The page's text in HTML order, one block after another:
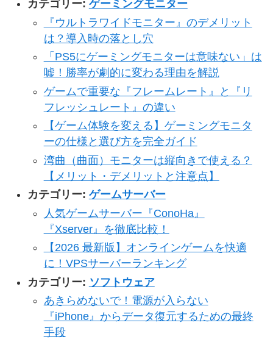
カテゴリー: ゲーミングモニター
『ウルトラワイドモニター』のデメリット
は？導入時の落とし穴
「PS5にゲーミングモニターは意味ない」は
嘘！勝率が劇的に変わる理由を解説
ゲームで重要な『フレームレート』と『リ
フレッシュレート』の違い
【ゲーム体験を変える】ゲーミングモニタ
ーの仕様と選び方を完全ガイド
湾曲（曲面）モニターは縦向きで使える？
【メリット・デメリットと注意点】
カテゴリー: ゲームサーバー
人気ゲームサーバー『ConoHa』
『Xserver』を徹底比較！
【2026 最新版】オンラインゲームを快適
に！VPSサーバーランキング
カテゴリー: ソフトウェア
あきらめないで！電源が入らない
『iPhone』からデータ復元するための最終
手段